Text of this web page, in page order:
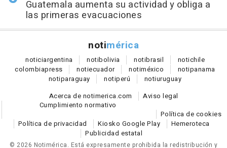
Guatemala aumenta su actividad y obliga a
las primeras evacuaciones
notimérica
noticiargentina notibolivia notibrasil notichile
colombiapress notiecuador notiméxico notipanama
notiparaguay notiperú notiuruguay
Acerca de notimerica.com
Aviso legal
Cumplimiento normativo
Política de cookies
Política de privacidad
Kiosko Google Play
Hemeroteca
Publicidad estatal
© 2026 Notimérica. Está expresamente prohibida la redistribución y